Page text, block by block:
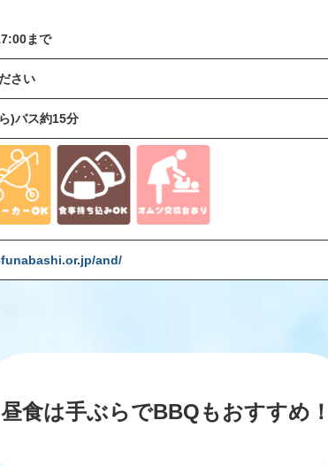
まで
さい
)バス約15分
and/
昼食は手ぶらでBBQもおすすめ！